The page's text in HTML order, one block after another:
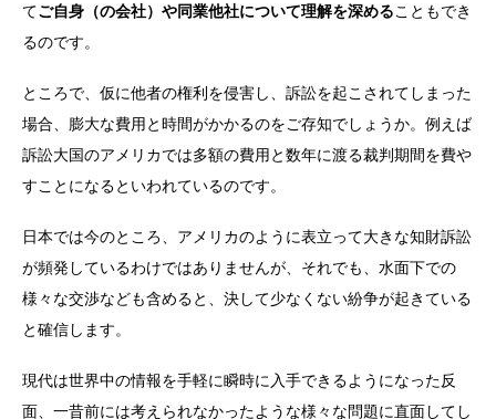
てご自身（の会社）や同業他社について理解を深めることもでき
るのです。
ところで、仮に他者の権利を侵害し、訴訟を起こされてしまった
場合、膨大な費用と時間がかかるのをご存知でしょうか。例えば
訴訟大国のアメリカでは多額の費用と数年に渡る裁判期間を費や
すことになるといわれているのです。
日本では今のところ、アメリカのように表立って大きな知財訴訟
が頻発しているわけではありませんが、それでも、水面下での
様々な交渉なども含めると、決して少なくない紛争が起きている
と確信します。
現代は世界中の情報を手軽に瞬時に入手できるようになった反
面、一昔前には考えられなかったような様々な問題に直面してし